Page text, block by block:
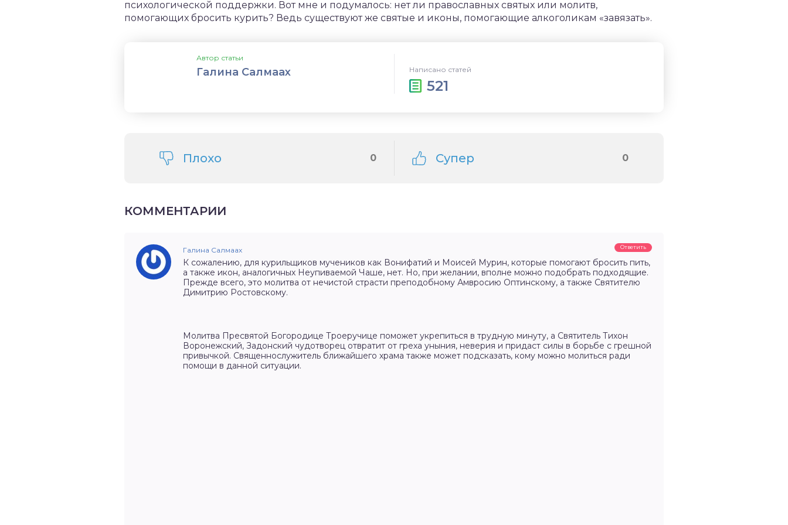
психологической поддержки. Вот мне и подумалось: нет ли православных святых или молитв,
помогающих бросить курить? Ведь существуют же святые и иконы, помогающие алкоголикам «завязать».
Автор статьи
Галина Салмаах Написано статей
521
Плохо 0 Супер 0
КОММЕНТАРИИ
Галина Салмаах Ответить
К сожалению, для курильщиков мучеников как Вонифатий и Моисей Мурин, которые помогают бросить пить,
а также икон, аналогичных Неупиваемой Чаше, нет. Но, при желании, вполне можно подобрать подходящие.
Прежде всего, это молитва от нечистой страсти преподобному Амвросию Оптинскому, а также Святителю
Димитрию Ростовскому.
Молитва Пресвятой Богородице Троеручице поможет укрепиться в трудную минуту, а Святитель Тихон
Воронежский, Задонский чудотворец отвратит от греха уныния, неверия и придаст силы в борьбе с грешной
привычкой. Священнослужитель ближайшего храма также может подсказать, кому можно молиться ради
помощи в данной ситуации.